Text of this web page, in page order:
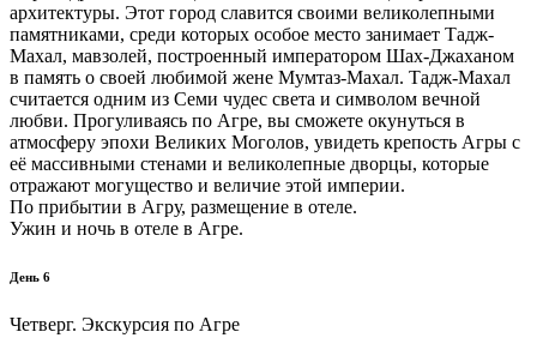
архитектуры. Этот город славится своими великолепными
памятниками, среди которых особое место занимает Тадж-
Махал, мавзолей, построенный императором Шах-Джаханом
в память о своей любимой жене Мумтаз-Махал. Тадж-Махал
считается одним из Семи чудес света и символом вечной
любви. Прогуливаясь по Агре, вы сможете окунуться в
атмосферу эпохи Великих Моголов, увидеть крепость Агры с
её массивными стенами и великолепные дворцы, которые
отражают могущество и величие этой империи.
По прибытии в Агру, размещение в отеле.
Ужин и ночь в отеле в Агре.
День 6
Четверг. Экскурсия по Агре